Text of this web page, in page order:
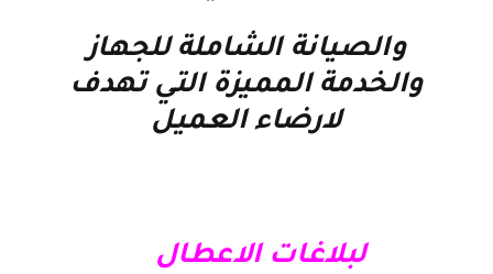
والصيانة الشاملة للجهاز
والخدمة المميزة التي تهدف
لارضاء العميل
لبلاغات الاعطال